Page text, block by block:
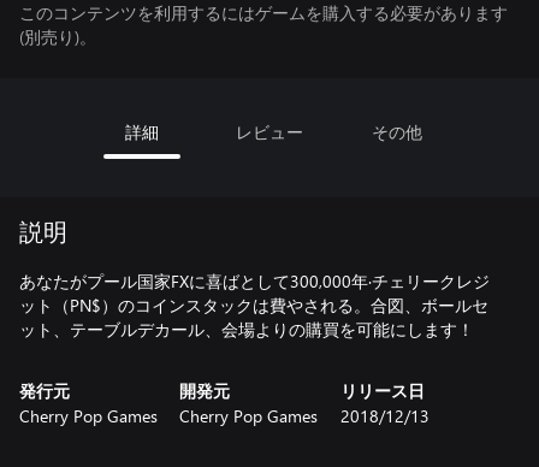
このコンテンツを利用するにはゲームを購入する必要があります
(別売り)。
詳細 レビュー その他
説明
あなたがプール国家FXに喜ばとして300,000年·チェリークレジ
ット（PN$）のコインスタックは費やされる。合図、ボールセ
ット、テーブルデカール、会場よりの購買を可能にします！
発行元
Cherry Pop Games
開発元
Cherry Pop Games
リリース日
2018/12/13